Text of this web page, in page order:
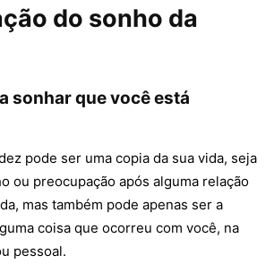
do sonho da
sonhar que você está
pode ser uma copia da sua vida, seja
ou preocupação após alguma relação
mas também pode apenas ser a
coisa que ocorreu com você, na
pessoal.